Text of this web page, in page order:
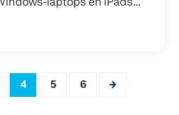
laptops en iPads
Maar het kon nog beter,
4 5 6